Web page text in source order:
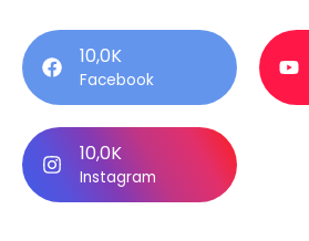
10,0K
Facebook
10,0K
Instagram